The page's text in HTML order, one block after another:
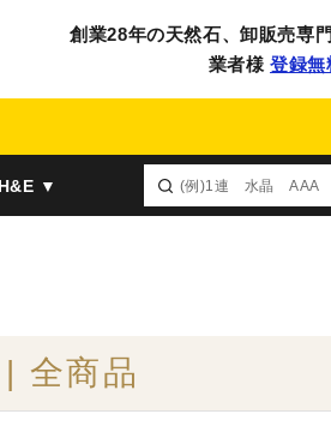
創業28年の天然石、卸販売専
業者様 登録無
H&E ▼
全商品